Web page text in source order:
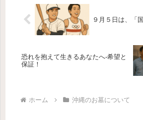
９月５日は、「
恐れを抱えて生きるあなたへ-希望と
保証！
ホーム 沖縄のお墓について